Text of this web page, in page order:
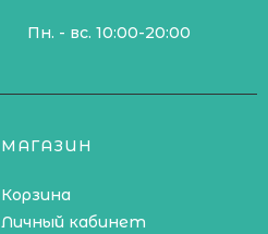
Пн. - вс. 10:00-20:00
МАГАЗИН
Корзина
Личный кабинет